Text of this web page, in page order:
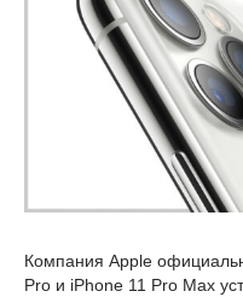
Компания Apple
Pro и iPhone 11 Pro Max